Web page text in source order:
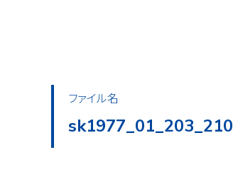
ファイル名